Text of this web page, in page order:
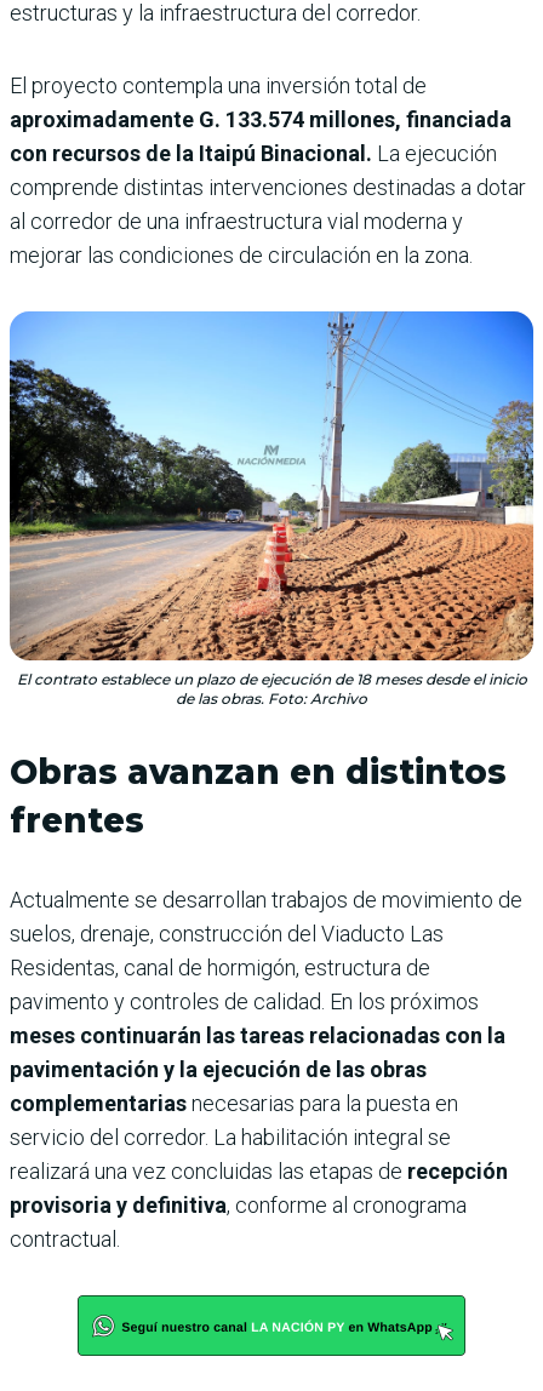
estructuras y la infraestructura del corredor.
El proyecto contempla una inversión total de
aproximadamente G. 133.574 millones, financiada
con recursos de la Itaipú Binacional. La ejecución
comprende distintas intervenciones destinadas a dotar
al corredor de una infraestructura vial moderna y
mejorar las condiciones de circulación en la zona.
El contrato establece un plazo de ejecución de 18 meses desde el inicio
de las obras. Foto: Archivo
Obras avanzan en distintos
frentes
Actualmente se desarrollan trabajos de movimiento de
suelos, drenaje, construcción del Viaducto Las
Residentas, canal de hormigón, estructura de
pavimento y controles de calidad. En los próximos
meses continuarán las tareas relacionadas con la
pavimentación y la ejecución de las obras
complementariasnecesarias para la puesta en
servicio del corredor. La habilitación integral se
realizará una vez concluidas las etapas de recepción
provisoria y definitiva, conforme al cronograma
contractual.